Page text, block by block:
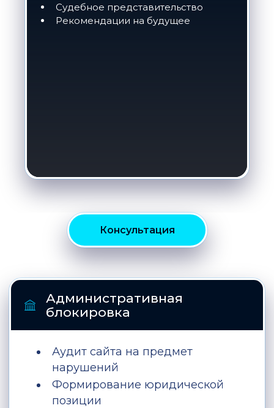
Судебное представительство
Рекомендации на будущее
Консультация
Административная
блокировка
Аудит сайта на предмет
нарушений
Формирование юридической
позиции